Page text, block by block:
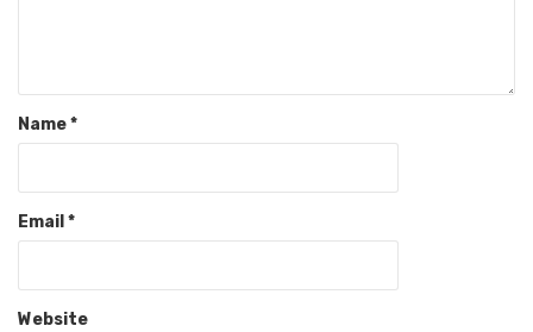
Name*
Email *
Website